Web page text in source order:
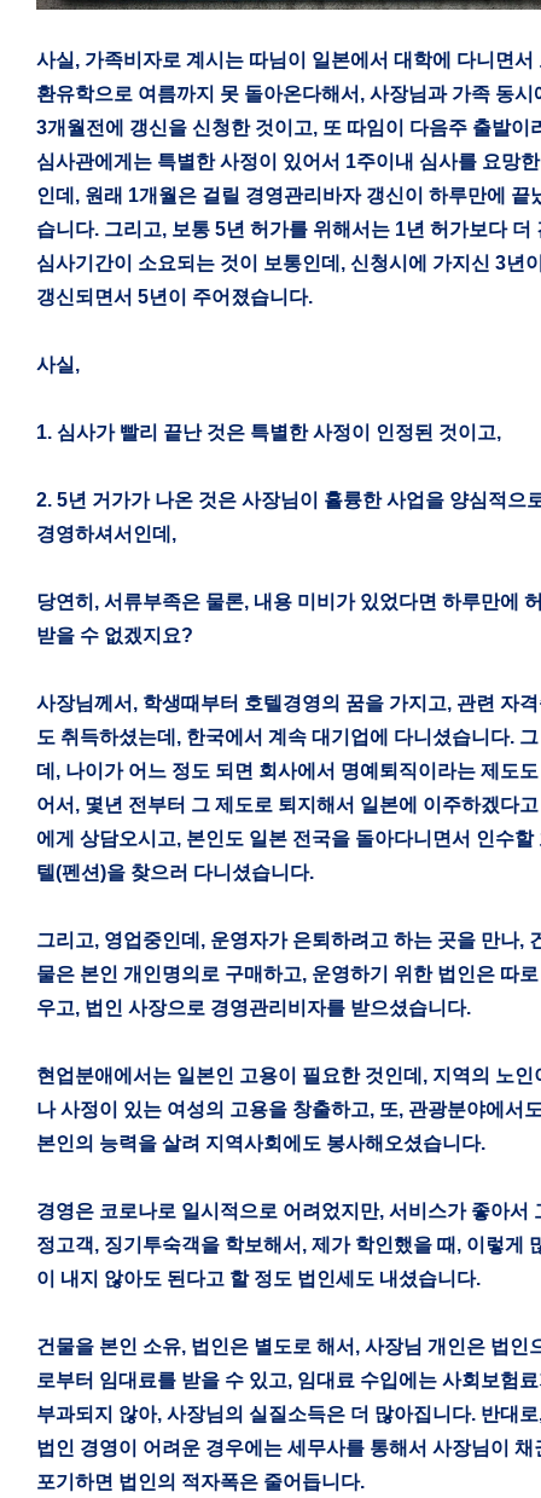
사실 , 가족비자로 계시는 따님이 일본에서 대학에 다니면서
환유학으로 여름까지 못 돌아온다해서 , 사장님과 가족 동시
3개월전에 갱신을 신청한 것이고, 또 따임이 다음주 출발이
심사관에게는 특별한 사정이 있어서 1주이내 심사를 요망
인데 , 원래 1개월은 걸릴 경영관리바자 갱신이 하루만에 끝
습니다. 그리고, 보통 5년 허가를 위해서는 1년 허가보다 더
심사기간이 소요되는 것이 보통인데 , 신청시에 가지신 3년
갱신되면서 5년이 주어졌습니다.
사실 ,
1. 심사가 빨리 끝난 것은 특별한 사정이 인정된 것이고,
2. 5년 거가가 나온 것은 사장님이 휼륭한 사업을 양심적으
경영하셔서인데 ,
당연히 , 서류부족은 물론, 내용 미비가 있었다면 하루만에
받을 수 없겠지요?
사장님께서 , 학생때부터 호텔경영의 꿈을 가지고, 관련 자
도 취득하셨는데 , 한국에서 계속 대기업에 다니셨습니다.
데 , 나이가 어느 정도 되면 회사에서 명예퇴직이라는 제도
어서 , 몇년 전부터 그 제도로 퇴지해서 일본에 이주하겠다
에게 상담오시고, 본인도 일본 전국을 돌아다니면서 인수할
텔(펜션)을 찾으러 다니셨습니다.
그리고, 영업중인데 , 운영자가 은퇴하려고 하는 곳을 만나,
물은 본인 개인명의로 구매하고, 운영하기 위한 법인은 따
우고, 법인 사장으로 경영관리비자를 받으셨습니다.
현업분애에서는 일본인 고용이 필요한 것인데 , 지역의 노인
나 사정이 있는 여성의 고용을 창출하고, 또, 관광분야에서
본인의 능력을 살려 지역사회에도 봉사해오셨습니다.
경영은 코로나로 일시적으로 어려었지만, 서비스가 좋아서
정고객, 징기투숙객을 학보해서 , 제가 학인했을 때 , 이렇게
이 내지 않아도 된다고 할 정도 법인세도 내셨습니다.
건물을 본인 소유, 법인은 별도로 해서 , 사장님 개인은 법인
로부터 임대료를 받을 수 있고, 임대료 수입에는 사회보험
부과되지 않아, 사장님의 실질소득은 더 많아집니다. 반대로
법인 경영이 어려운 경우에는 세무사를 통해서 사장님이 채
포기하면 법인의 적자폭은 줄어듭니다.